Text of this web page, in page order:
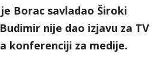
Borac savladao Široki
nije dao izjavu za TV
konferenciji za medije.